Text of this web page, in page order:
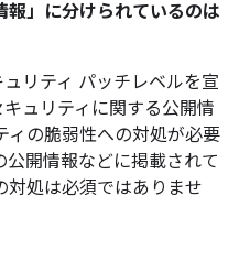
報」に分けられているのは
リティ パッチレベルを宣
ュリティに関する公開情
ィの脆弱性への対処が必要
公開情報などに掲載されて
対処は必須ではありませ